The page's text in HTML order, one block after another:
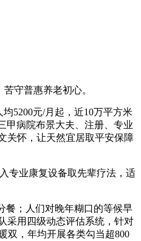
守普惠养老初心。
5200元/月起，近10万平方米
甲病院布景大夫、注册、专业
关怀，让天然宜居取平安保障
专业康复设备取先辈疗法，适
；人们对晚年糊口的等候早
采用四级动态评估系统，针对
双，年均开展各类勾当超800